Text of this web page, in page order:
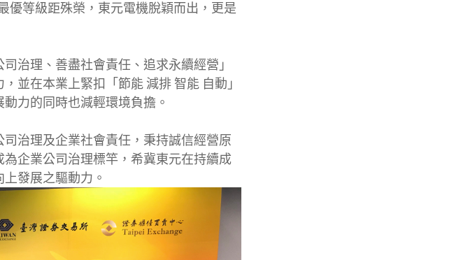
優等級距殊榮，東元電機脫穎而出，更是
治理、善盡社會責任、追求永續經營」
並在本業上緊扣「節能 減排 智能 自動」
力的同時也減輕環境負擔。
治理及企業社會責任，秉持誠信經營原
企業公司治理標竿，希冀東元在持續成
發展之驅動力。